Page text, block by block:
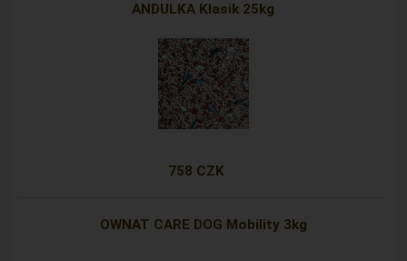
ANDULKA Klasik 25kg
758 CZK
OWNAT CARE DOG Mobility 3kg